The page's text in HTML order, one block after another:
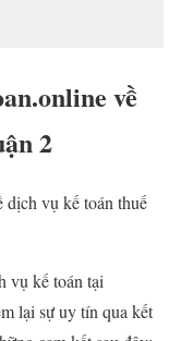
về
2
dịch vụ kế toán thuế
vụ kế toán tại
lại sự uy tín qua kết